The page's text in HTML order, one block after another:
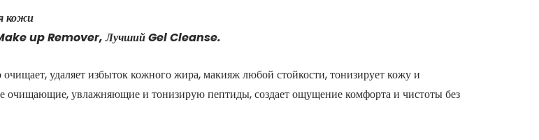
кожи
up Remover, Лучший Gel Cleanse.
удаляет избыток кожного жира, макияж любой стойкости, тонизирует кожу и
очищающие, увлажняющие и тонизирую пептиды, создает ощущение комфорта и чистоты без